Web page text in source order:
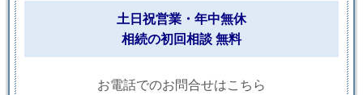
土日祝営業・年中無休
相続の初回相談 無料
お電話でのお問合せはこちら